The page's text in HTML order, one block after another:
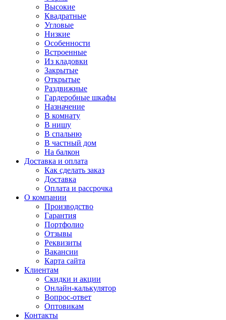
Высокие
Квадратные
Угловые
Низкие
Особенности
Встроенные
Из кладовки
Закрытые
Открытые
Раздвижные
Гардеробные шкафы
Назначение
В комнату
В нишу
В спальню
В частный дом
На балкон
Доставка и оплата
Как сделать заказ
Доставка
Оплата и рассрочка
О компании
Производство
Гарантия
Портфолио
Отзывы
Реквизиты
Вакансии
Карта сайта
Клиентам
Скидки и акции
Онлайн-калькулятор
Вопрос-ответ
Оптовикам
Контакты